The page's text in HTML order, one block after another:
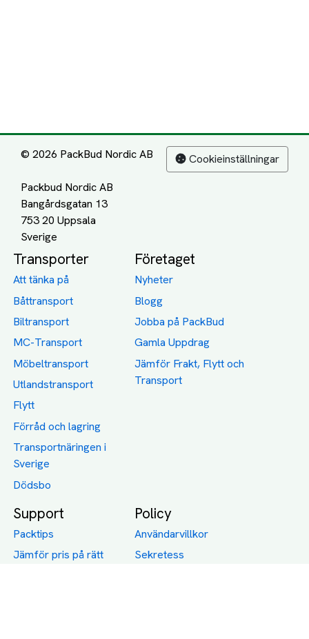
© 2026 PackBud Nordic AB
Packbud Nordic AB
Bangårdsgatan 13
753 20 Uppsala
Cookieinställningar
Transporter
Att tänka på
Båttransport
Biltransport
MC-Transport
Möbeltransport
Utlandstransport
Flytt
Förråd och lagring
Transportnäringen i
Sverige
Dödsbo
Företaget
Nyheter
Blogg
Jobba på PackBud
Gamla Uppdrag
Jämför Frakt, Flytt och
Transport
Support
Packtips
Jämför pris på rätt
Policy
Användarvillkor
Sekretess